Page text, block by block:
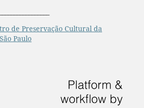
de Preservação Cultural da
Paulo